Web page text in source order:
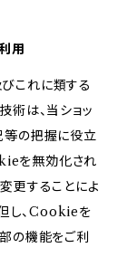
用
これに類する
術は、当ショッ
等の把握に役立
を無効化され
更することによ
し、Cookieを
の機能をご利